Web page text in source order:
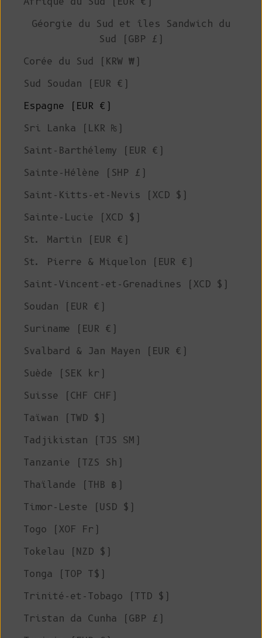
Géorgie du Sud et îles Sandwich du
Sud (GBP £)
Corée du Sud (KRW ₩)
Sud Soudan (EUR €)
Espagne (EUR €)
Sri Lanka (LKR ₨)
Saint-Barthélemy (EUR €)
Sainte-Hélène (SHP £)
Saint-Kitts-et-Nevis (XCD $)
Sainte-Lucie (XCD $)
St. Martin (EUR €)
St. Pierre & Miquelon (EUR €)
Saint-Vincent-et-Grenadines (XCD $)
Soudan (EUR €)
Suriname (EUR €)
Svalbard & Jan Mayen (EUR €)
Suède (SEK kr)
Suisse (CHF CHF)
Taïwan (TWD $)
Tadjikistan (TJS ЅМ)
Tanzanie (TZS Sh)
Thaïlande (THB ฿)
Timor-Leste (USD $)
Togo (XOF Fr)
Tokelau (NZD $)
Tonga (TOP T$)
Trinité-et-Tobago (TTD $)
Tristan da Cunha (GBP £)